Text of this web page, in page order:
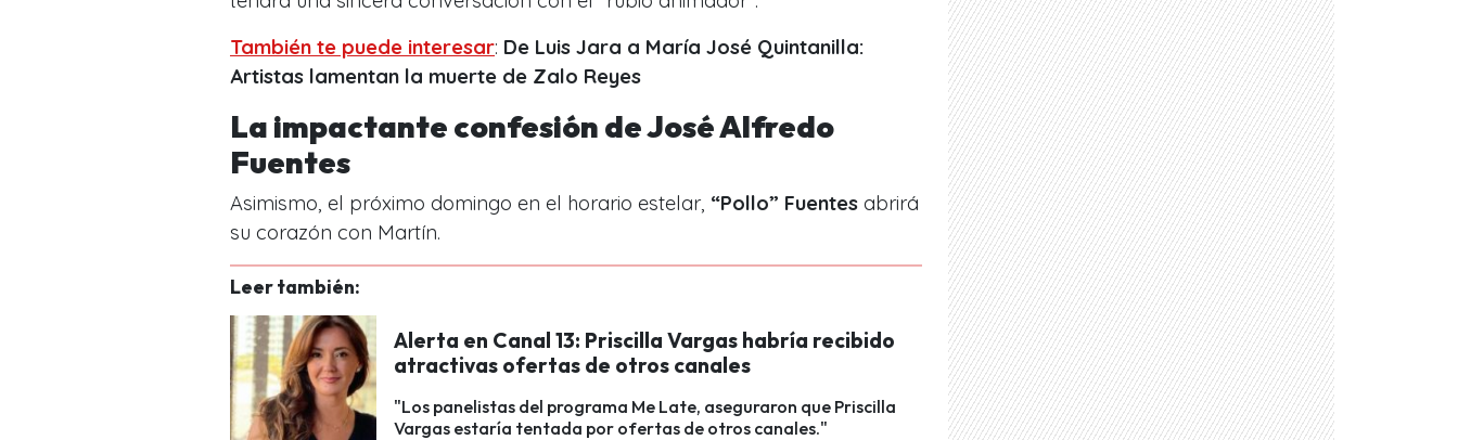
También te puede interesar: De Luis Jara a María José Quintanilla:
Artistas lamentan la muerte de Zalo Reyes
La impactante confesión de José Alfredo
Fuentes
Asimismo, el próximo domingo en el horario estelar, “Pollo” Fuentes abrirá
su corazón con Martín.
Leer también:
Alerta en Canal 13: Priscilla Vargas habría recibido
atractivas ofertas de otros canales
"Los panelistas del programa Me Late, aseguraron que Priscilla
Vargas estaría tentada por ofertas de otros canales."